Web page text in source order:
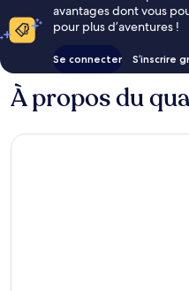
avantages dont vous
pour plus d’aventures !
Se connecter S’inscrire
À propos du